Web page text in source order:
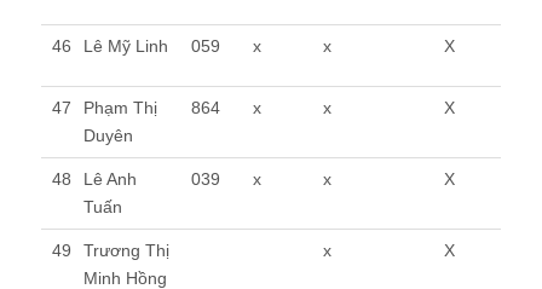
46 Lê Mỹ Linh 059 x x X
47
Phạm Thị
Duyên
864 x x X
48
Lê Anh
Tuấn
039 x x X
49
Trương Thị
Minh Hồng
x X